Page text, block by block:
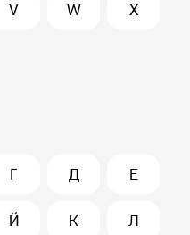
V W X
Г Д Е
Й К Л